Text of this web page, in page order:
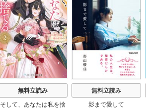
無料立読み
そして、あなたは私を捨
無料立読み
影まで愛して